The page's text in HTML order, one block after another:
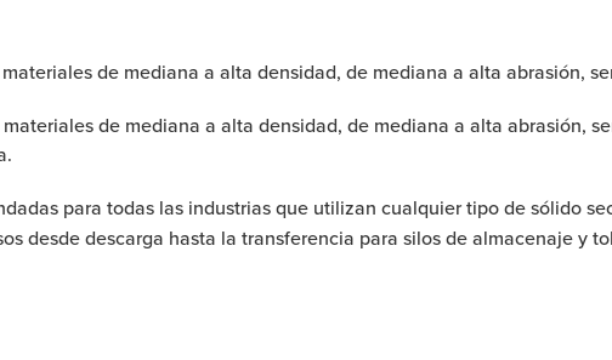
de mediana a alta densidad, de mediana a alta abrasión,
de mediana a alta densidad, de mediana a alta abrasión,
para todas las industrias que utilizan cualquier tipo de sólido
desde descarga hasta la transferencia para silos de almacenaje y